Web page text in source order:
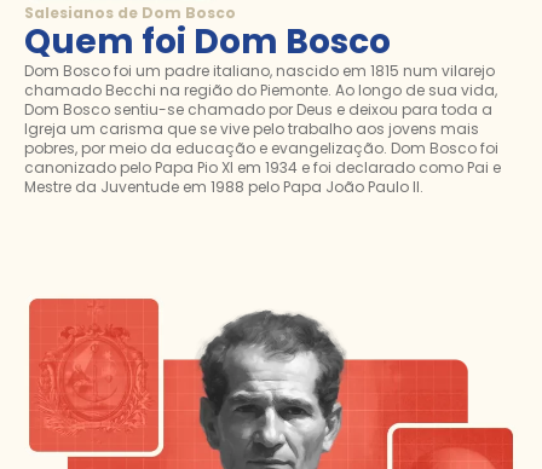
Salesianos de Dom Bosco
Quem foi Dom Bosco
Dom Bosco foi um padre italiano, nascido em 1815 num vilarejo
chamado Becchi na região do Piemonte. Ao longo de sua vida,
Dom Bosco sentiu-se chamado por Deus e deixou para toda a
Igreja um carisma que se vive pelo trabalho aos jovens mais
pobres, por meio da educação e evangelização. Dom Bosco foi
canonizado pelo Papa Pio XI em 1934 e foi declarado como Pai e
Mestre da Juventude em 1988 pelo Papa João Paulo II.